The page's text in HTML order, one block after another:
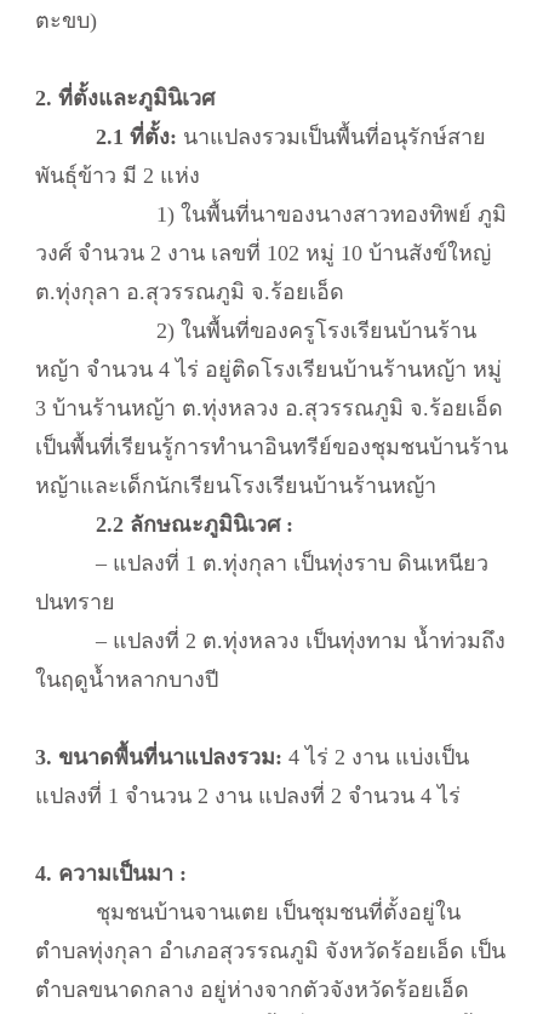
ตะขบ)
2. ที่ตั้งและภูมินิเวศ
2.1 ที่ตั้ง: นาแปลงรวมเป็นพื้นที่อนุรักษ์สาย
พันธุ์ข้าว มี 2 แห่ง
1) ในพื้นที่นาของนางสาวทองทิพย์ ภูมิ
วงศ์ จำนวน 2 งาน เลขที่ 102 หมู่ 10 บ้านสังข์ใหญ่
ต.ทุ่งกุลา อ.สุวรรณภูมิ จ.ร้อยเอ็ด
2) ในพื้นที่ของครูโรงเรียนบ้านร้าน
หญ้า จำนวน 4 ไร่ อยู่ติดโรงเรียนบ้านร้านหญ้า หมู่
3 บ้านร้านหญ้า ต.ทุ่งหลวง อ.สุวรรณภูมิ จ.ร้อยเอ็ด
เป็นพื้นที่เรียนรู้การทำนาอินทรีย์ของชุมชนบ้านร้าน
หญ้าและเด็กนักเรียนโรงเรียนบ้านร้านหญ้า
2.2 ลักษณะภูมินิเวศ :
– แปลงที่ 1 ต.ทุ่งกุลา เป็นทุ่งราบ ดินเหนียว
ปนทราย
– แปลงที่ 2 ต.ทุ่งหลวง เป็นทุ่งทาม น้ำท่วมถึง
ในฤดูน้ำหลากบางปี
3. ขนาดพื้นที่นาแปลงรวม: 4 ไร่ 2 งาน แบ่งเป็น
แปลงที่ 1 จำนวน 2 งาน แปลงที่ 2 จำนวน 4 ไร่
4. ความเป็นมา :
ชุมชนบ้านจานเตย เป็นชุมชนที่ตั้งอยู่ใน
ตำบลทุ่งกุลา อำเภอสุวรรณภูมิ จังหวัดร้อยเอ็ด เป็น
ตำบลขนาดกลาง อยู่ห่างจากตัวจังหวัดร้อยเอ็ด